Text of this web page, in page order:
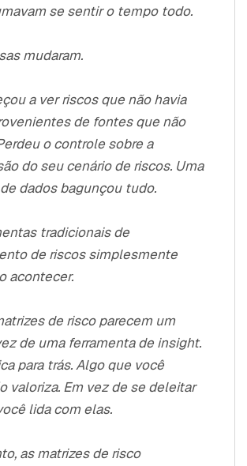
se sentir o tempo todo.
mudaram.
a ver riscos que não havia
de fontes que não
o controle sobre a
do seu cenário de riscos. Uma
dados bagunçou tudo.
tradicionais de
de riscos simplesmente
acontecer.
de risco parecem um
de uma ferramenta de insight.
para trás. Algo que você
valoriza. Em vez de se deleitar
lida com elas.
as matrizes de risco